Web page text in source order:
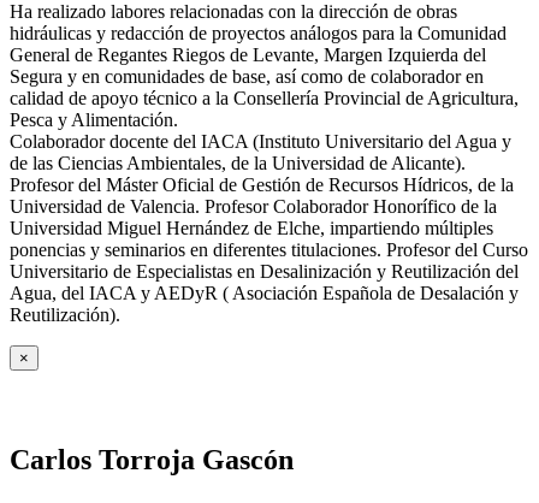
Ha realizado labores relacionadas con la dirección de obras
hidráulicas y redacción de proyectos análogos para la Comunidad
General de Regantes Riegos de Levante, Margen Izquierda del
Segura y en comunidades de base, así como de colaborador en
calidad de apoyo técnico a la Consellería Provincial de Agricultura,
Pesca y Alimentación.
Colaborador docente del IACA (Instituto Universitario del Agua y
de las Ciencias Ambientales, de la Universidad de Alicante).
Profesor del Máster Oficial de Gestión de Recursos Hídricos, de la
Universidad de Valencia. Profesor Colaborador Honorífico de la
Universidad Miguel Hernández de Elche, impartiendo múltiples
ponencias y seminarios en diferentes titulaciones. Profesor del Curso
Universitario de Especialistas en Desalinización y Reutilización del
Agua, del IACA y AEDyR ( Asociación Española de Desalación y
Reutilización).
×
Carlos Torroja Gascón